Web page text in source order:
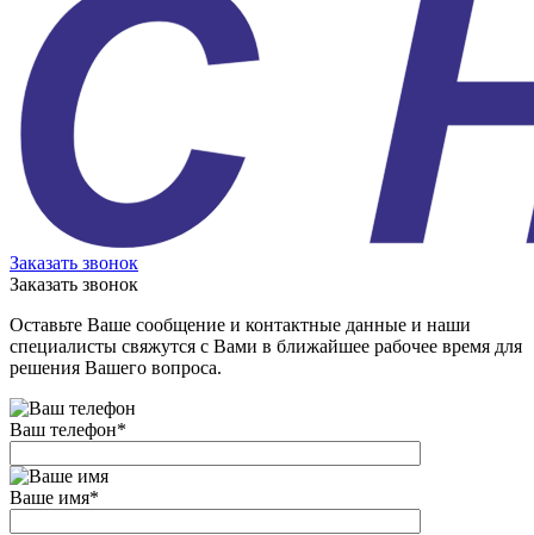
Заказать звонок
Заказать звонок
Оставьте Ваше сообщение и контактные данные и наши
специалисты свяжутся с Вами в ближайшее рабочее время для
решения Вашего вопроса.
Ваш телефон*
Ваше имя*